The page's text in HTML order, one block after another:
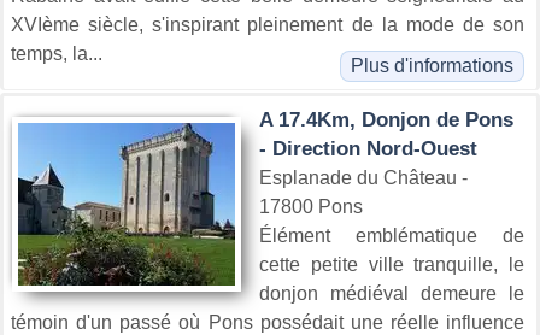
XVIème siècle, s'inspirant pleinement de la mode de son
temps, la...
Plus d'informations
A 17.4Km, Donjon de Pons
- Direction Nord-Ouest
Esplanade du Château -
17800 Pons
Élément emblématique de
cette petite ville tranquille, le
donjon médiéval demeure le
témoin d'un passé où Pons possédait une réelle influence